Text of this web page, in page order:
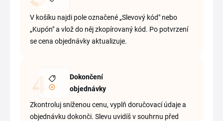
V košíku najdi pole označené „Slevový kód" nebo
„Kupón" a vlož do něj zkopírovaný kód. Po potvrzení
se cena objednávky aktualizuje.
Dokončení
objednávky
Zkontroluj sníženou cenu, vyplň doručovací údaje a
objednávku dokonči. Slevu uvidíš v souhrnu před